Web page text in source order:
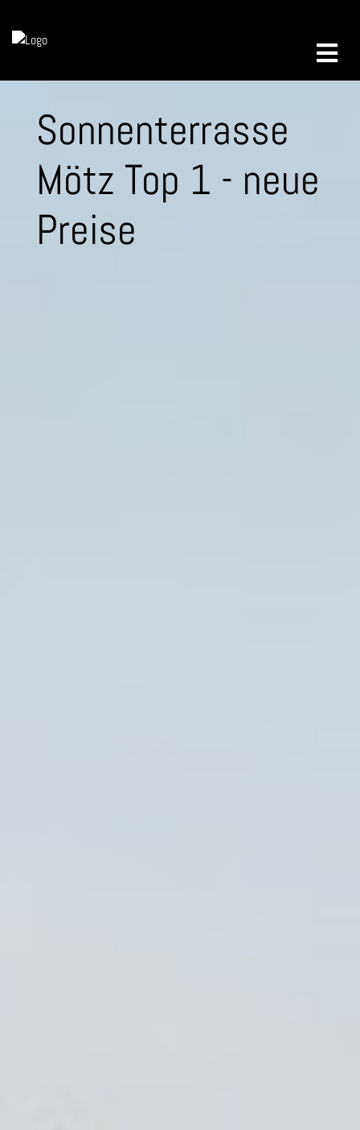
Sonnenterrasse
Mötz Top 1 - neue
Preise